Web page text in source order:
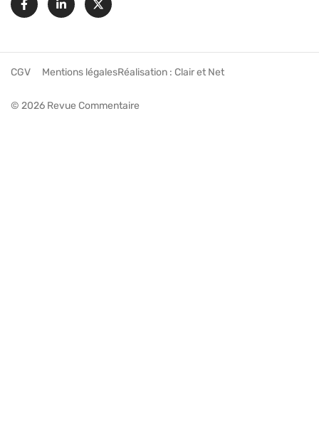
FacebookLinkedin
X
© 2026 Revue Commentaire
CGV Mentions légalesRéalisation : Clair et Net